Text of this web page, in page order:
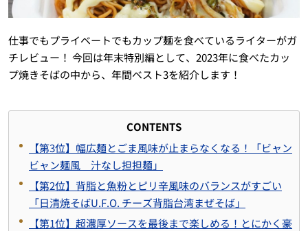
仕事でもプライベートでもカップ麺を食べているライターがガ
チレビュー！ 今回は年末特別編として、2023年に食べたカッ
プ焼きそばの中から、年間ベスト3を紹介します！
CONTENTS
【第3位】幅広麺とごま風味が止まらなくなる！「ビャン
ビャン麺風 汁なし担担麺」
【第2位】背脂と魚粉とピリ辛風味のバランスがすごい
「日清焼そばU.F.O. チーズ背脂台湾まぜそば」
【第1位】超濃厚ソースを最後まで楽しめる！とにかく豪